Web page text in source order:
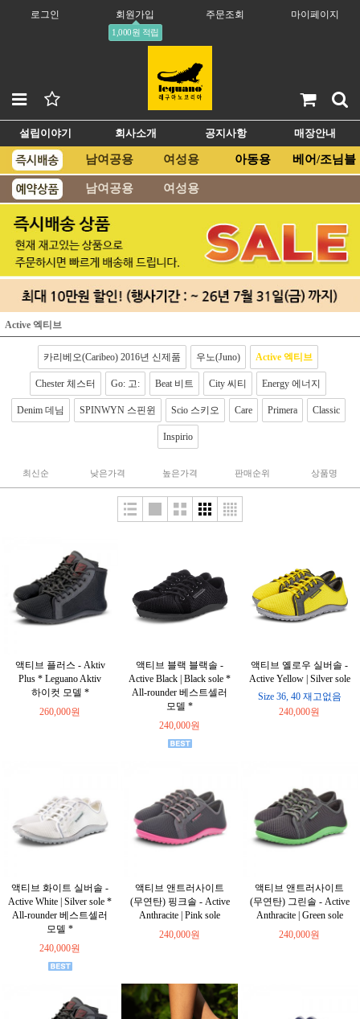
로그인 회원가입
1,000원 적립
주문조회 마이페이지
설립이야기 회사소개 공지사항 매장안내
남여공용 여성용 아동용 베어/조님블
남여공용 여성용
Active 엑티브
카리베오(Caribeo) 2016년 신제품 우노(Juno) Active 엑티브
Chester 체스터 Go: 고: Beat 비트 City 씨티 Energy 에너지
Denim 데님 SPINWYN 스핀윈 Scio 스키오 Care Primera Classic
Inspirio
최신순 낮은가격 높은가격 판매순위 상품명
액티브 플러스 - Aktiv
Plus * Leguano Aktiv
하이컷 모델 *
260,000원
액티브 블랙 블랙솔 -
Active Black | Black sole *
All-rounder 베스트셀러
모델 *
240,000원
액티브 옐로우 실버솔 -
Active Yellow | Silver sole
Size 36, 40 재고없음
240,000원
액티브 화이트 실버솔 -
Active White | Silver sole *
All-rounder 베스트셀러
모델 *
240,000원
액티브 앤트러사이트
(무연탄) 핑크솔 - Active
Anthracite | Pink sole
240,000원
액티브 앤트러사이트
(무연탄) 그린솔 - Active
Anthracite | Green sole
240,000원